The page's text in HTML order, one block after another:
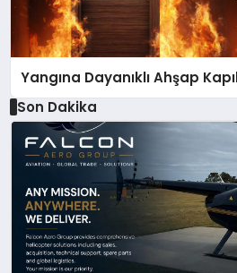
Yangına Dayanıklı Ahşap
Son Dakika